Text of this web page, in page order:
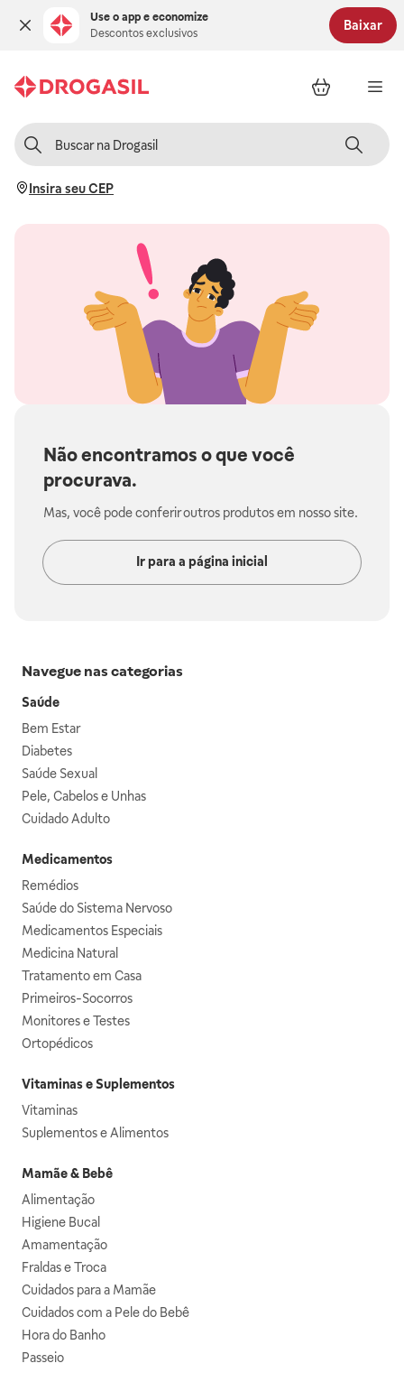
Use o app e economize
Descontos exclusivos
Baixar
Insira seu CEP
Não encontramos o que você
procurava.
Mas, você pode conferir outros produtos em nosso site.
Ir para a página inicial
Navegue nas categorias
Saúde
Bem Estar
Diabetes
Saúde Sexual
Pele, Cabelos e Unhas
Cuidado Adulto
Medicamentos
Remédios
Saúde do Sistema Nervoso
Medicamentos Especiais
Medicina Natural
Tratamento em Casa
Primeiros-Socorros
Monitores e Testes
Ortopédicos
Vitaminas e Suplementos
Vitaminas
Suplementos e Alimentos
Mamãe & Bebê
Alimentação
Higiene Bucal
Amamentação
Fraldas e Troca
Cuidados para a Mamãe
Cuidados com a Pele do Bebê
Hora do Banho
Passeio